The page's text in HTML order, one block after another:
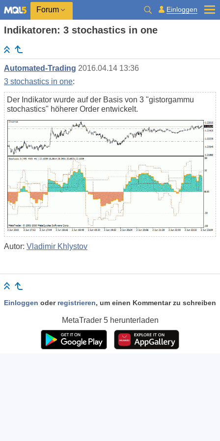
Forum Einloggen
Indikatoren: 3 stochastics in one
Automated-Trading 2016.04.14 13:36
3 stochastics in one:
Der Indikator wurde auf der Basis von 3 "gistorgammu
stochastics" höherer Order entwickelt.
Autor: Vladimir Khlystov
Einloggen oder registrieren, um einen Kommentar zu schreiben
MetaTrader 5herunterladen